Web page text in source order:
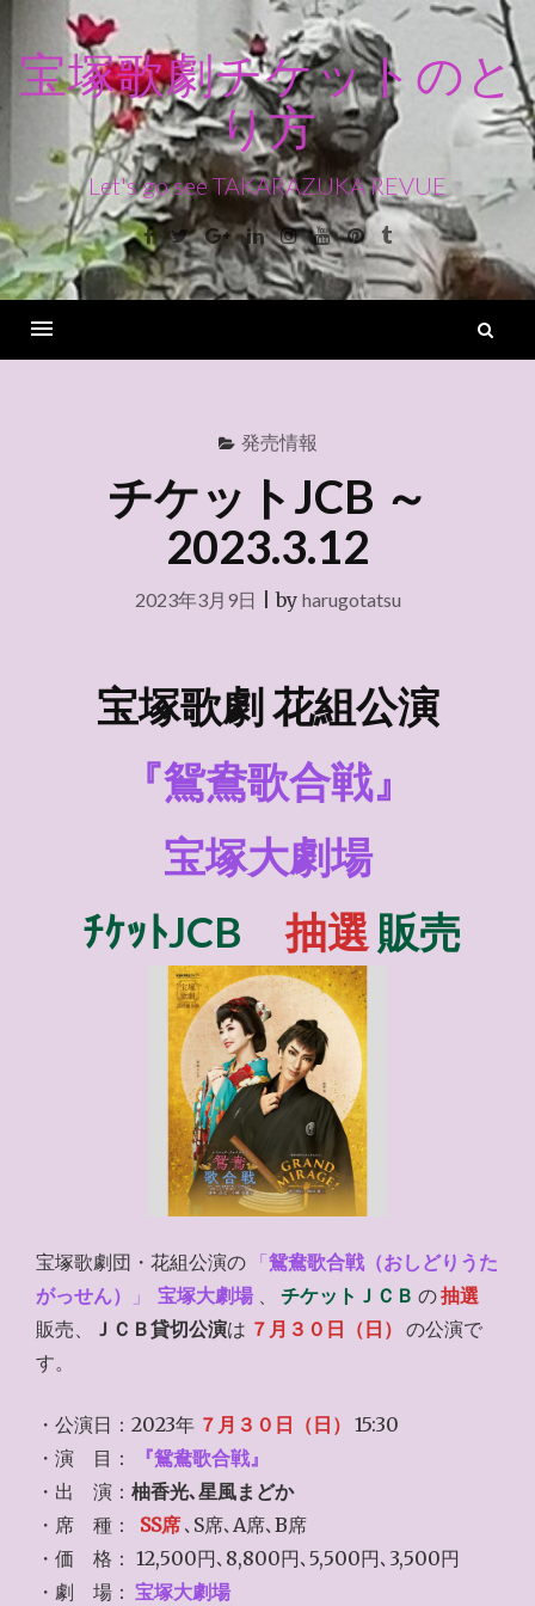
ン
ス
キ
ッ
宝塚歌劇チケットのと
り方
Let's go see TAKARAZUKA REVUE
Facebook
TwitterGoogle+LinkedinInstagram
YoutubePinterest
Tumblr
発売情報
チケットJCB ～
2023.3.12
2023年3月9日 |by harugotatsu
宝塚歌劇 花組公演
『鴛鴦歌合戦』
宝塚大劇場
ﾁｹｯﾄJCB
抽選 販売
宝塚歌劇団・花組公演の 「鴛鴦歌合戦（おしどりうた
がっせん）
」 宝塚大劇場 、 チケットＪＣＢ の抽選
販売、
ＪＣＢ貸切公演は ７月３０日（日）
の公演で
す。
・公演日：2023年 ７月３０日（日）
15:30
・演 目：
『鴛鴦歌合戦』
・出 演： 柚香光､星風まどか
・席 種：
SS席 ､S席､A席､B席
・価 格： 12,500円､8,800円､5,500円､3,500円
・劇 場： 宝塚大劇場